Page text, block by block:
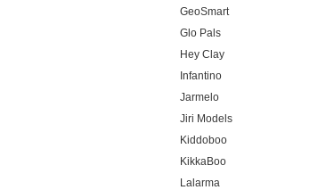
GeoSmart
Glo Pals
Hey Clay
Infantino
Jarmelo
Jiri Models
Kiddoboo
KikkaBoo
Lalarma